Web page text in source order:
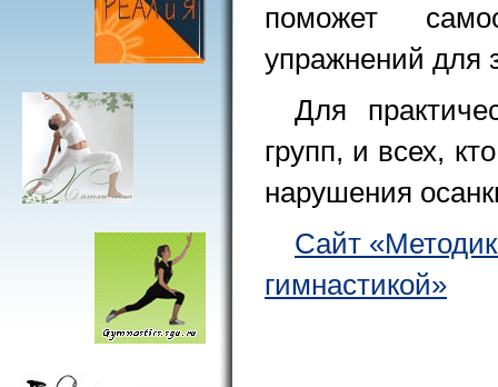
поможет
упражнений для
Для
групп, и всех,
нарушения
Сайт
гимнастикой»